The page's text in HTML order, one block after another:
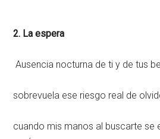
2. La espera
Ausencia nocturna de ti y de tus
sobrevuela ese riesgo real de
cuando mis manos al buscarte se